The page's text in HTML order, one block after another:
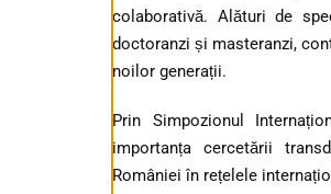
colaborativă. Alături de
doctoranzi și masteranzi,
noilor generații.
Prin Simpozionul
importanța cercetării
României în rețelele